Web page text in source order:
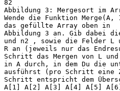
82
Abbildung 3: Mergesort im
Wende die Funktion
das gefüllte Array oben in
Abbildung 3 an. Gib dabei
und n2 , sowie die Felder L
R an (jeweils nur das
Schritt das Mergen von L und
in A durch, in dem Du die
ausführst (pro Schritt eine
Schritt entspricht dem
A[1] A[2] A[3] A[4] A[5]